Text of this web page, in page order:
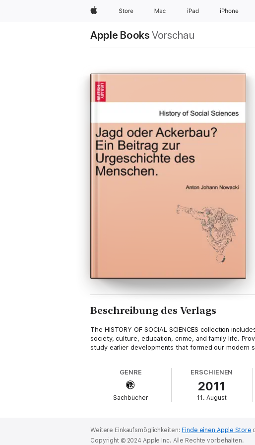
Apple Store Mac iPad iPhone
Apple Books Vorschau
Beschreibung des Verlags
The HISTORY OF SOCIAL SCIENCES collection
society, culture, education, crime, and family life.
study earlier developments that formed our modern
GENRE
Sachbücher
ERSCHIENEN
2011
11. August
Weitere Einkaufsmöglichkeiten: Finde einen Apple Store
Copyright © 2024 Apple Inc. Alle Rechte vorbehalten.